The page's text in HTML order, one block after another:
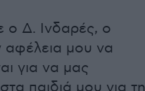
ο Δ. Ινδαρές, ο
αφέλεια μου να
για να μας
παιδιά μου για τη